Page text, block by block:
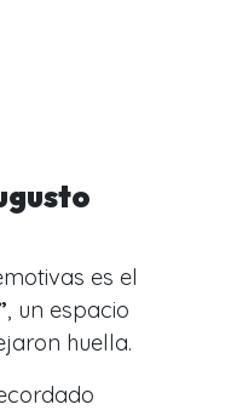
es el
, un espacio
huella.